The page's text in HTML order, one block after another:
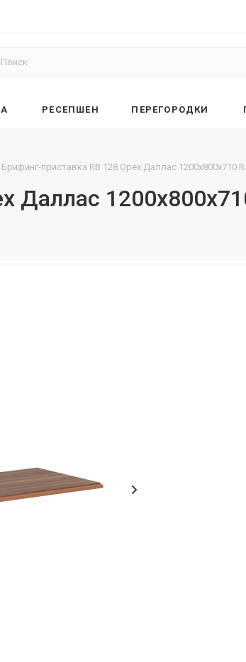
РЕСЕПШЕН ПЕРЕГОРОДКИ
Брифинг-приставка RB 128 Орех Даллас 1200х800х710
Даллас